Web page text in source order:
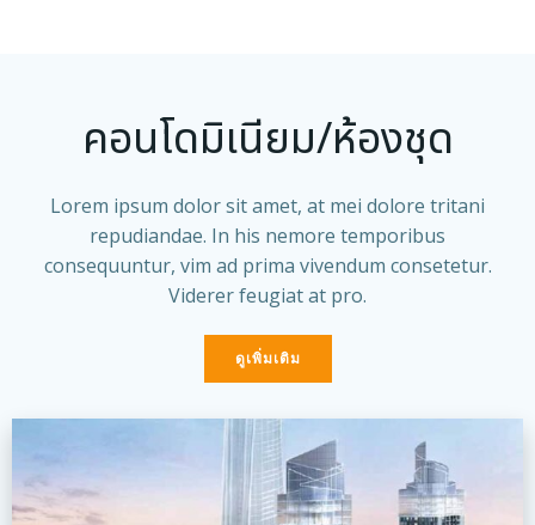
คอนโดมิเนียม/ห้องชุด
Lorem ipsum dolor sit amet, at mei dolore tritani
repudiandae. In his nemore temporibus
consequuntur, vim ad prima vivendum consetetur.
Viderer feugiat at pro.
ดูเพิ่มเติม